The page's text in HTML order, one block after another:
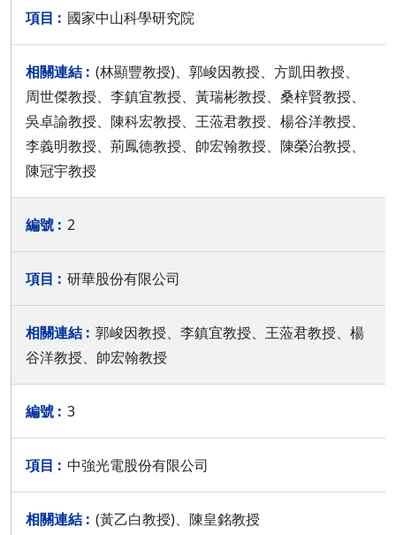
國家中山科學研究院
(林顯豐教授)、郭峻因教授、方凱田教授、
周世傑教授、李鎮宜教授、黃瑞彬教授、桑梓賢教授、
吳卓諭教授、陳科宏教授、王蒞君教授、楊谷洋教授、
李義明教授、荊鳳德教授、帥宏翰教授、陳榮治教授、
陳冠宇教授
2
研華股份有限公司
郭峻因教授、李鎮宜教授、王蒞君教授、楊
谷洋教授、帥宏翰教授
3
中強光電股份有限公司
(黃乙白教授)、陳皇銘教授